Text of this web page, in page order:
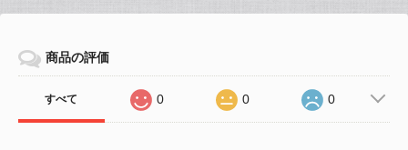
商品の評価
すべて 0 0 0